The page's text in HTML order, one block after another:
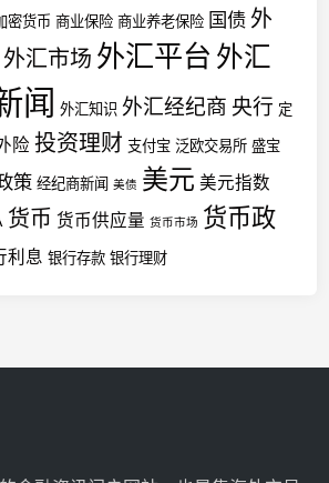
密货币 商业保险 商业养老保险 国债 外
外汇市场 外汇平台 外汇
闻 外汇知识 外汇经纪商 央行 定
险 投资理财 支付宝 泛欧交易所 盛宝
策 经纪商新闻 美债 美元 美元指数
货币 货币供应量 货币市场 货币政
利息 银行存款 银行理财